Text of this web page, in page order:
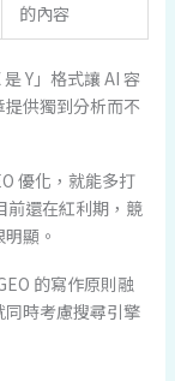
的內容
Y」格式讓 AI 容
供獨到分析而不
優化，就能多打
前還在紅利期，競
顯。
的寫作原則融
同時考慮搜尋引擎